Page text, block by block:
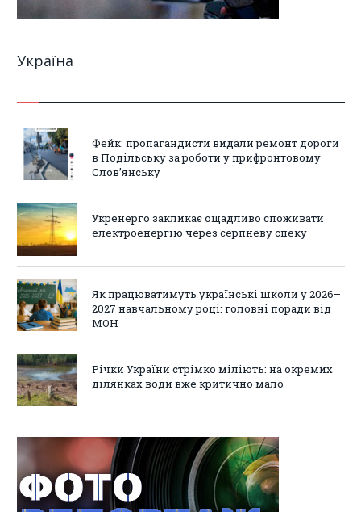
Україна
Фейк: пропагандисти видали ремонт дороги
в Подільську за роботи у прифронтовому
Слов’янську
Укренерго закликає ощадливо споживати
електроенергію через серпневу спеку
Як працюватимуть українські школи у 2026–
2027 навчальному році: головні поради від
МОН
Річки України стрімко міліють: на окремих
ділянках води вже критично мало